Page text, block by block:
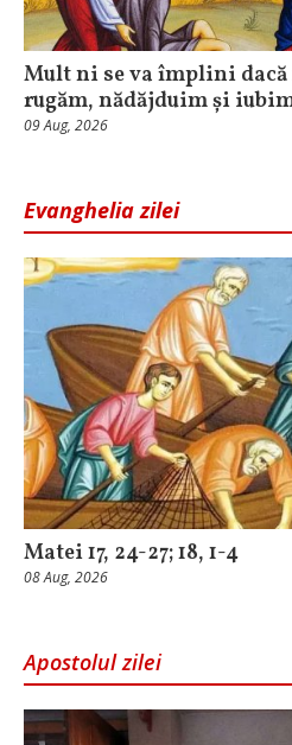
Mult ni se va împlini dacă
rugăm, nădăjduim și
09 Aug, 2026
Evanghelia zilei
Matei 17, 24-27; 18, 1-4
08 Aug, 2026
Apostolul zilei